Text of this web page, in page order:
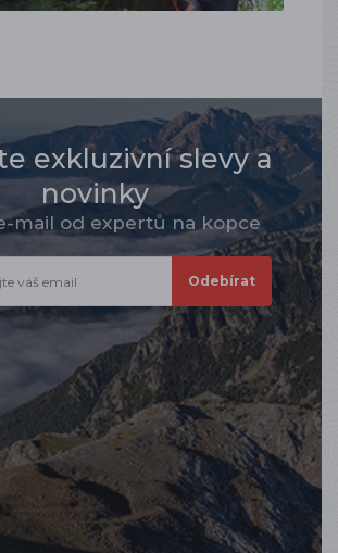
exkluzivní slevy a
novinky
mail od expertů na kopce